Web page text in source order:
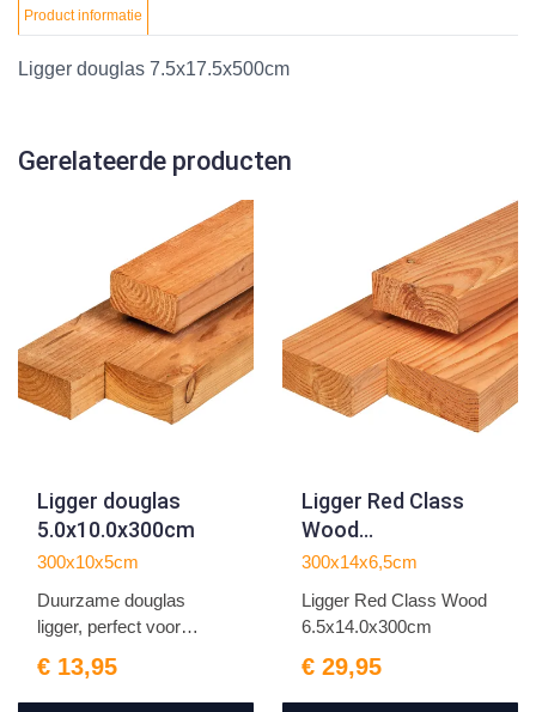
Product informatie
Ligger douglas 7.5x17.5x500cm
Gerelateerde producten
Ligger douglas
5.0x10.0x300cm
300x10x5cm
Duurzame douglas
ligger, perfect voor
€ 13,95
Ligger Red Class
Wood
6.5x14.0x300cm
300x14x6,5cm
Ligger Red Class Wood
6.5x14.0x300cm
€ 29,95